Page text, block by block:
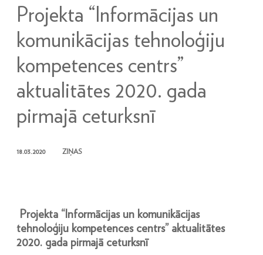
Projekta “Informācijas un
komunikācijas tehnoloģiju
kompetences centrs”
aktualitātes 2020. gada
pirmajā ceturksnī
18.03.2020 ZIŅAS
Projekta “Informācijas un komunikācijas
tehnoloģiju kompetences centrs” aktualitātes
2020. gada pirmajā ceturksnī